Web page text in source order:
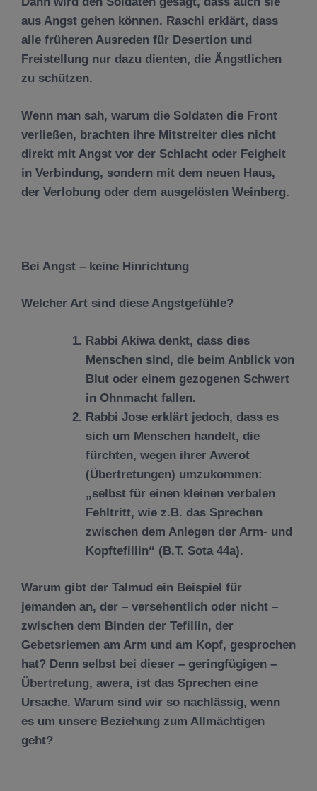
aus Angst gehen können. Raschi erklärt, dass
alle früheren Ausreden für Desertion und
Freistellung nur dazu dienten, die Ängstlichen
zu schützen.
Wenn man sah, warum die Soldaten die Front
verließen, brachten ihre Mitstreiter dies nicht
direkt mit Angst vor der Schlacht oder Feigheit
in Verbindung, sondern mit dem neuen Haus,
der Verlobung oder dem ausgelösten Weinberg.
Bei Angst – keine Hinrichtung
Welcher Art sind diese Angstgefühle?
Rabbi Akiwa denkt, dass dies
Menschen sind, die beim Anblick von
Blut oder einem gezogenen Schwert
in Ohnmacht fallen.
Rabbi Jose erklärt jedoch, dass es
sich um Menschen handelt, die
fürchten, wegen ihrer Awerot
(Übertretungen) umzukommen:
„selbst für einen kleinen verbalen
Fehltritt, wie z.B. das Sprechen
zwischen dem Anlegen der Arm- und
Kopftefillin“ (B.T. Sota 44a).
Warum gibt der Talmud ein Beispiel für
jemanden an, der – versehentlich oder nicht –
zwischen dem Binden der Tefillin, der
Gebetsriemen am Arm und am Kopf, gesprochen
hat? Denn selbst bei dieser – geringfügigen –
Übertretung, awera, ist das Sprechen eine
Ursache. Warum sind wir so nachlässig, wenn
es um unsere Beziehung zum Allmächtigen
geht?